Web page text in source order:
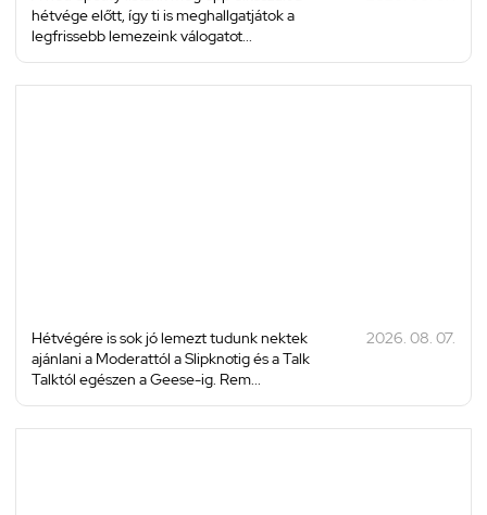
hétvége előtt, így ti is meghallgatjátok a
legfrissebb lemezeink válogatot...
Hétvégére is sok jó lemezt tudunk nektek
ajánlani a Moderattól a Slipknotig és a Talk
Talktól egészen a Geese-ig. Rem...
2026. 08. 07.